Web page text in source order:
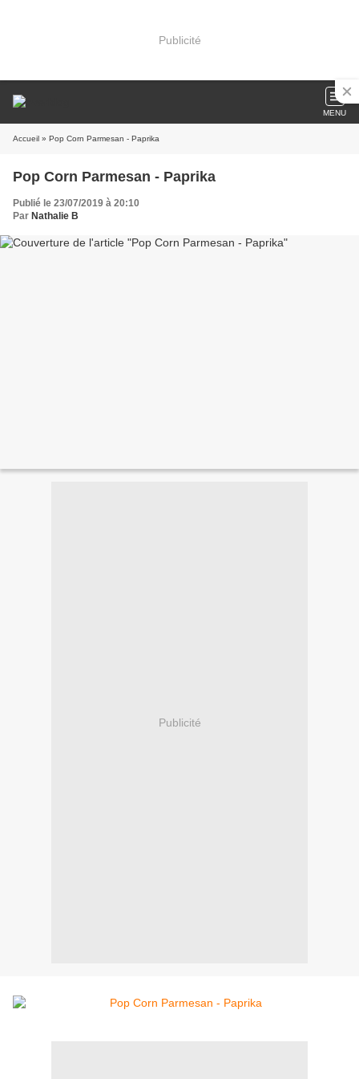
Publicité
MENU
Accueil » Pop Corn Parmesan - Paprika
Pop Corn Parmesan - Paprika
Publié le 23/07/2019 à 20:10
Par Nathalie B
Publicité